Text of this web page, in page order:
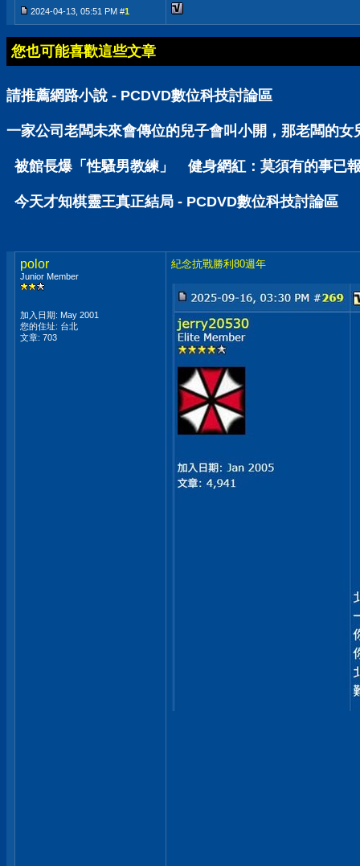
2024-04-13, 05:51 PM #1
您也可能喜歡這些文章
請推薦網路小說 - PCDVD數位科技討論區
一家公司老闆未來會傳位的兒子會叫小開，那老闆的
被館長爆「性騷男教練」 健身網紅：莫須有的事已
今天才知棋靈王真正結局 - PCDVD數位科技討論區
polor
Junior Member
加入日期: May 2001
您的住址: 台北
文章: 703
紀念抗戰勝利80週年